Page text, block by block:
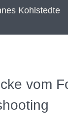
Kohlstedte
vom